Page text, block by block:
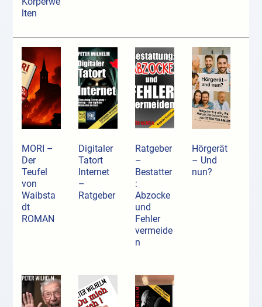
lten
MORI –
Der
Teufel
von
Waibsta
dt
ROMAN
Digitaler
Tatort
Internet
–
Ratgeber
Ratgeber
–
Bestatter
:
Abzocke
und
Fehler
vermeide
n
Hörgerät
– Und
nun?